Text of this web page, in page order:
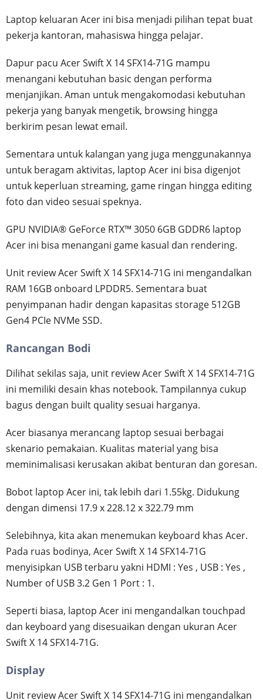
Laptop keluaran Acer ini bisa menjadi pilihan tepat buat
pekerja kantoran, mahasiswa hingga pelajar.
Dapur pacu Acer Swift X 14 SFX14-71G mampu
menangani kebutuhan basic dengan performa
menjanjikan. Aman untuk mengakomodasi kebutuhan
pekerja yang banyak mengetik, browsing hingga
berkirim pesan lewat email.
Sementara untuk kalangan yang juga menggunakannya
untuk beragam aktivitas, laptop Acer ini bisa digenjot
untuk keperluan streaming, game ringan hingga editing
foto dan video sesuai speknya.
GPU NVIDIA® GeForce RTX™ 3050 6GB GDDR6 laptop
Acer ini bisa menangani game kasual dan rendering.
Unit review Acer Swift X 14 SFX14-71G ini mengandalkan
RAM 16GB onboard LPDDR5. Sementara buat
penyimpanan hadir dengan kapasitas storage 512GB
Gen4 PCIe NVMe SSD.
Rancangan Bodi
Dilihat sekilas saja, unit review Acer Swift X 14 SFX14-71G
ini memiliki desain khas notebook. Tampilannya cukup
bagus dengan built quality sesuai harganya.
Acer biasanya merancang laptop sesuai berbagai
skenario pemakaian. Kualitas material yang bisa
meminimalisasi kerusakan akibat benturan dan goresan.
Bobot laptop Acer ini, tak lebih dari 1.55kg. Didukung
dengan dimensi 17.9 x 228.12 x 322.79 mm
Selebihnya, kita akan menemukan keyboard khas Acer.
Pada ruas bodinya, Acer Swift X 14 SFX14-71G
menyisipkan USB terbaru yakni HDMI : Yes , USB : Yes ,
Number of USB 3.2 Gen 1 Port : 1.
Seperti biasa, laptop Acer ini mengandalkan touchpad
dan keyboard yang disesuaikan dengan ukuran Acer
Swift X 14 SFX14-71G.
Display
Unit review Acer Swift X 14 SFX14-71G ini mengandalkan